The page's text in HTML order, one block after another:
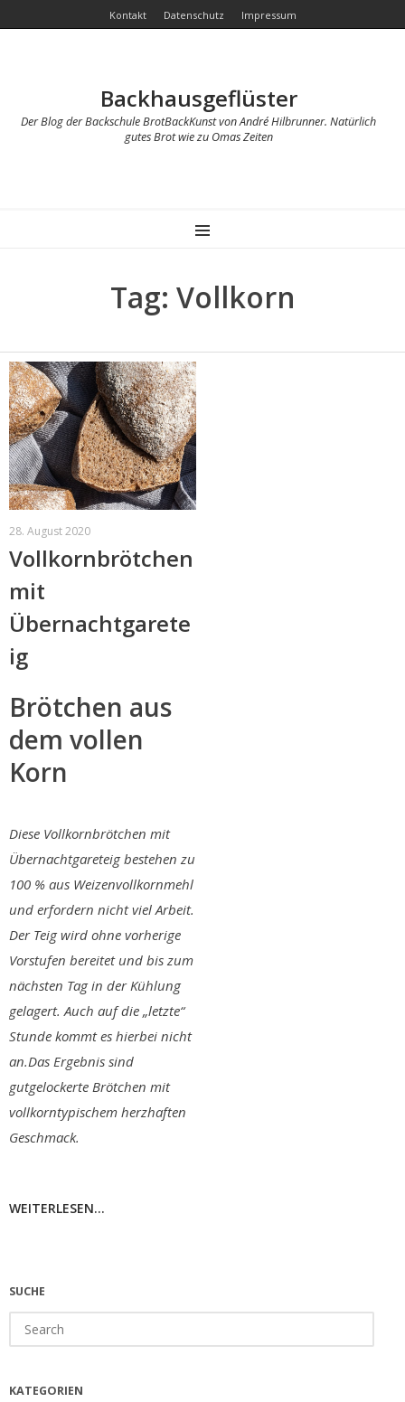
Kontakt Datenschutz Impressum
Backhausgeflüster
Der Blog der Backschule BrotBackKunst von André Hilbrunner. Natürlich
gutes Brot wie zu Omas Zeiten
MENU
Tag: Vollkorn
28. August 2020
Vollkornbrötchen
mit
Übernachtgarete
ig
Brötchen aus
dem vollen
Korn
Diese Vollkornbrötchen mit
Übernachtgareteig bestehen zu
100 % aus Weizenvollkornmehl
und erfordern nicht viel Arbeit.
Der Teig wird ohne vorherige
Vorstufen bereitet und bis zum
nächsten Tag in der Kühlung
gelagert. Auch auf die „letzte“
Stunde kommt es hierbei nicht
an.Das Ergebnis sind
gutgelockerte Brötchen mit
vollkorntypischem herzhaften
Geschmack.
WEITERLESEN...
SUCHE
for:
KATEGORIEN